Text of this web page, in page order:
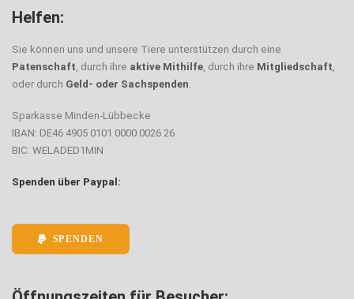
Helfen:
Sie können uns und unsere Tiere unterstützen durch eine
Patenschaft, durch ihre aktive Mithilfe, durch ihre Mitgliedschaft,
oder durch Geld- oder Sachspenden.
Sparkasse Minden-Lübbecke
IBAN: DE46 4905 0101 0000 0026 26
BIC: WELADED1MIN
Spenden über Paypal:
SPENDEN